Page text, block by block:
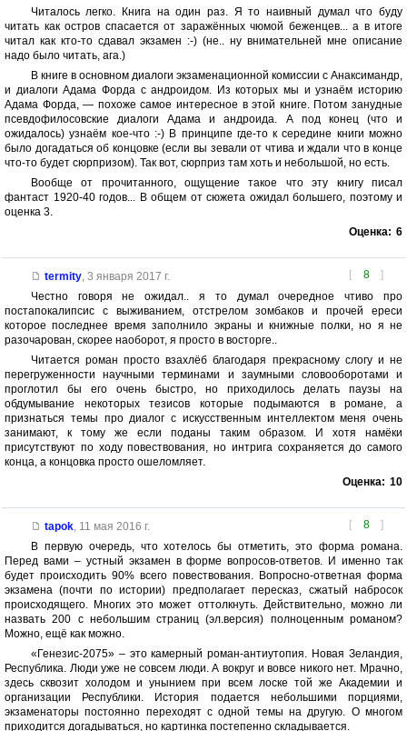
Читалось легко. Книга на один раз. Я то наивный думал что буду
читать как остров спасается от заражённых чюмой беженцев... а в итоге
читал как кто-то сдавал экзамен :-) (не.. ну внимательней мне описание
надо было читать, ага.)
В книге в основном диалоги экзаменационной комиссии с Анаксимандр,
и диалоги Адама Форда с андроидом. Из которых мы и узнаём историю
Адама Форда, — похоже самое интересное в этой книге. Потом занудные
псевдофилосовские диалоги Адама и андроида. А под конец (что и
ожидалось) узнаём кое-что :-) В принципе где-то к середине книги можно
было догадаться об концовке (если вы зевали от чтива и ждали что в конце
что-то будет сюрпризом). Так вот, сюрприз там хоть и небольшой, но есть.
Вообще от прочитанного, ощущение такое что эту книгу писал
фантаст 1920-40 годов... В общем от сюжета ожидал большего, поэтому и
оценка 3.
Оценка: 6
[ 8 ]
termity, 3 января 2017 г.
Честно говоря не ожидал.. я то думал очередное чтиво про
постапокалипсис с выживанием, отстрелом зомбаков и прочей ереси
которое последнее время заполнило экраны и книжные полки, но я не
разочарован, скорее наоборот, я просто в восторге..
Читается роман просто взахлёб благодаря прекрасному слогу и не
перегруженности научными терминами и заумными словооборотами и
проглотил бы его очень быстро, но приходилось делать паузы на
обдумывание некоторых тезисов которые подымаются в романе, а
признаться темы про диалог с искусственным интеллектом меня очень
занимают, к тому же если поданы таким образом. И хотя намёки
присутствуют по ходу повествования, но интрига сохраняется до самого
конца, а концовка просто ошеломляет.
Оценка: 10
[ 8 ]
tapok, 11 мая 2016 г.
В первую очередь, что хотелось бы отметить, это форма романа.
Перед вами – устный экзамен в форме вопросов-ответов. И именно так
будет происходить 90% всего повествования. Вопросно-ответная форма
экзамена (почти по истории) предполагает пересказ, сжатый набросок
происходящего. Многих это может оттолкнуть. Действительно, можно ли
назвать 200 с небольшим страниц (эл.версия) полноценным романом?
Можно, ещё как можно.
«Генезис-2075» – это камерный роман-антиутопия. Новая Зеландия,
Республика. Люди уже не совсем люди. А вокруг и вовсе никого нет. Мрачно,
здесь сквозит холодом и унынием при всем лоске той же Академии и
организации Республики. История подается небольшими порциями,
экзаменаторы постоянно переходят с одной темы на другую. О многом
приходится догадываться, но картинка постепенно складывается.